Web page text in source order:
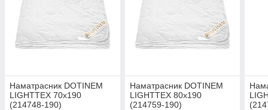
Наматрасник DOTINEM
LIGHTTEX 70х190
(214748-190)
Наматрасник DOTINEM
LIGHTTEX 80х190
(214759-190)